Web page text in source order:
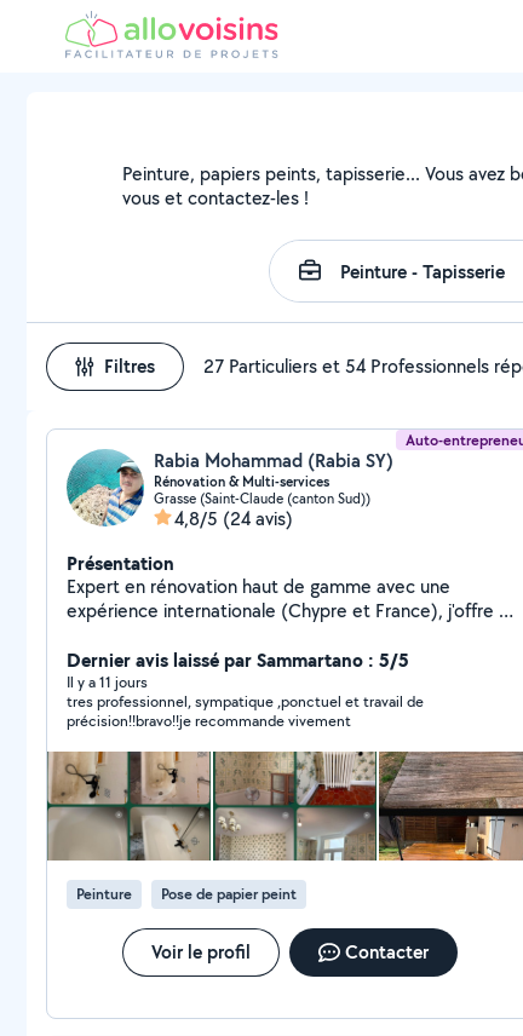
Peinture, papiers peints, tapisserie... Vous
vous et contactez-les !
Filtres 27 Particuliers et 54 Professionnels
Auto-
Rabia Mohammad (Rabia SY)
Rénovation & Multi-services
Grasse (Saint-Claude (canton Sud))
4,8/5 (24 avis)
Présentation
Expert en rénovation haut de gamme avec une
expérience internationale (Chypre et France), j'offre un
absolue. Spécialiste de la peinture de prestige, du
papier peint et des revêtements décoratifs (Micro-
ciment, Résine Epoxy), je transforme vos espaces avec
une finition "clé en main". Ma force majeure ? Une
ponctualité exemplaire : pour moi, l'heure c'est l'heure.
Je m'engage sur un respect strict des délais, une
propreté irréprochable du chantier et une installation
soignée de vos luminaires et mobiliers. Confier votre
villa à un professionnel qui valorise votre temps autant
que votre intérieur est le premier pas vers l'excellence.
Dernier avis laissé par Sammartano : 5/5
Il y a 11 jours
tres professionnel, sympatique ,ponctuel et travail de
précision!!bravo!!je recommande vivement
Peinture Pose de papier peint
Voir le profil Contacter